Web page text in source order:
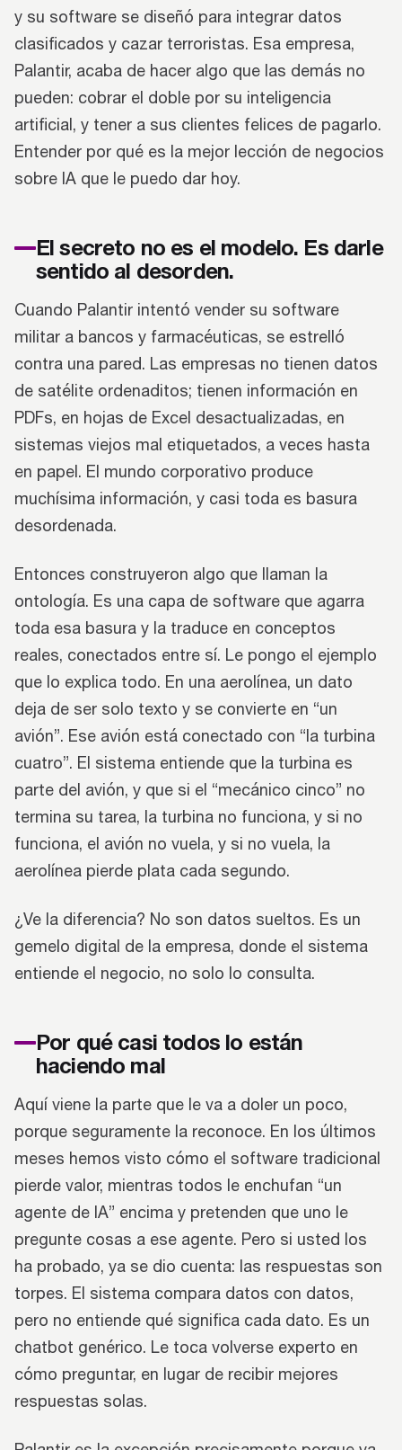
y su software se diseñó para integrar datos
clasificados y cazar terroristas. Esa empresa,
Palantir, acaba de hacer algo que las demás no
pueden: cobrar el doble por su inteligencia
artificial, y tener a sus clientes felices de pagarlo.
Entender por qué es la mejor lección de negocios
sobre IA que le puedo dar hoy.
El secreto no es el modelo. Es darle
sentido al desorden.
Cuando Palantir intentó vender su software
militar a bancos y farmacéuticas, se estrelló
contra una pared. Las empresas no tienen datos
de satélite ordenaditos; tienen información en
PDFs, en hojas de Excel desactualizadas, en
sistemas viejos mal etiquetados, a veces hasta
en papel. El mundo corporativo produce
muchísima información, y casi toda es basura
desordenada.
Entonces construyeron algo que llaman la
ontología. Es una capa de software que agarra
toda esa basura y la traduce en conceptos
reales, conectados entre sí. Le pongo el ejemplo
que lo explica todo. En una aerolínea, un dato
deja de ser solo texto y se convierte en “un
avión”. Ese avión está conectado con “la turbina
cuatro”. El sistema entiende que la turbina es
parte del avión, y que si el “mecánico cinco” no
termina su tarea, la turbina no funciona, y si no
funciona, el avión no vuela, y si no vuela, la
aerolínea pierde plata cada segundo.
¿Ve la diferencia? No son datos sueltos. Es un
gemelo digital de la empresa, donde el sistema
entiende el negocio, no solo lo consulta.
Por qué casi todos lo están
haciendo mal
Aquí viene la parte que le va a doler un poco,
porque seguramente la reconoce. En los últimos
meses hemos visto cómo el software tradicional
pierde valor, mientras todos le enchufan “un
agente de IA” encima y pretenden que uno le
pregunte cosas a ese agente. Pero si usted los
ha probado, ya se dio cuenta: las respuestas son
torpes. El sistema compara datos con datos,
pero no entiende qué significa cada dato. Es un
chatbot genérico. Le toca volverse experto en
cómo preguntar, en lugar de recibir mejores
respuestas solas.